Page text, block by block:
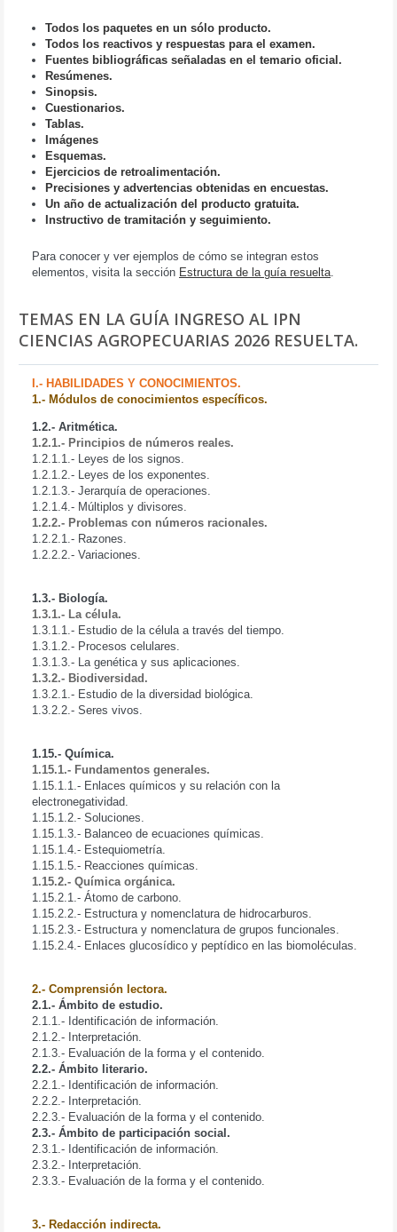
Todos los paquetes en un sólo producto.
Todos los reactivos y respuestas para el examen.
Fuentes bibliográficas señaladas en el temario oficial.
Resúmenes.
Sinopsis.
Cuestionarios.
Tablas.
Imágenes
Esquemas.
Ejercicios de retroalimentación.
Precisiones y advertencias obtenidas en encuestas.
Un año de actualización del producto gratuita.
Instructivo de tramitación y seguimiento.
Para conocer y ver ejemplos de cómo se integran estos
elementos, visita la sección Estructura de la guía resuelta
TEMAS EN LA GUÍA INGRESO AL IPN
CIENCIAS AGROPECUARIAS 2026 RESUELTA.
I.- HABILIDADES Y CONOCIMIENTOS.
1.- Módulos de conocimientos específicos.
1.2.- Aritmética.
1.2.1.- Principios de números reales.
1.2.1.1.- Leyes de los signos.
1.2.1.2.- Leyes de los exponentes.
1.2.1.3.- Jerarquía de operaciones.
1.2.1.4.- Múltiplos y divisores.
1.2.2.- Problemas con números racionales.
1.2.2.1.- Razones.
1.2.2.2.- Variaciones.
1.3.- Biología.
1.3.1.- La célula.
1.3.1.1.- Estudio de la célula a través del tiempo.
1.3.1.2.- Procesos celulares.
1.3.1.3.- La genética y sus aplicaciones.
1.3.2.- Biodiversidad.
1.3.2.1.- Estudio de la diversidad biológica.
1.3.2.2.- Seres vivos.
1.15.- Química.
1.15.1.- Fundamentos generales.
1.15.1.1.- Enlaces químicos y su relación con la
electronegatividad.
1.15.1.2.- Soluciones.
1.15.1.3.- Balanceo de ecuaciones químicas.
1.15.1.4.- Estequiometría.
1.15.1.5.- Reacciones químicas.
1.15.2.- Química orgánica.
1.15.2.1.- Átomo de carbono.
1.15.2.2.- Estructura y nomenclatura de hidrocarburos.
1.15.2.3.- Estructura y nomenclatura de grupos funcionales.
1.15.2.4.- Enlaces glucosídico y peptídico en las biomoléculas.
2.- Comprensión lectora.
2.1.- Ámbito de estudio.
2.1.1.- Identificación de información.
2.1.2.- Interpretación.
2.1.3.- Evaluación de la forma y el contenido.
2.2.- Ámbito literario.
2.2.1.- Identificación de información.
2.2.2.- Interpretación.
2.2.3.- Evaluación de la forma y el contenido.
2.3.- Ámbito de participación social.
2.3.1.- Identificación de información.
2.3.2.- Interpretación.
2.3.3.- Evaluación de la forma y el contenido.
3.- Redacción indirecta.